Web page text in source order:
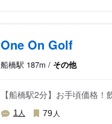
One On Golf
船橋駅 187m / その他
【船橋駅2分】お手頃価格
1 人 79 人